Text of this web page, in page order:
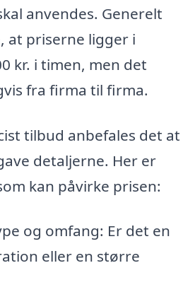
anvendes. Generelt
at priserne ligger i
kr. i timen, men det
fra firma til firma.
tilbud anbefales det at
detaljerne. Her er
kan påvirke prisen:
og omfang: Er det en
eller en større